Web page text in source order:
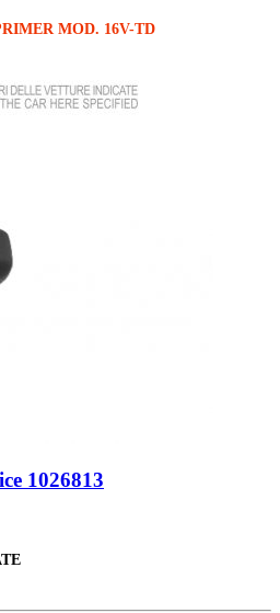
MOD. 16V-TD
1026813